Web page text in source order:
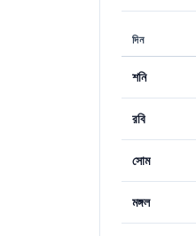
দিন
শনি
রবি
সোম
মঙ্গল